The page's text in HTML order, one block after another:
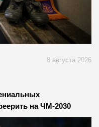
8 августа 2026
на ЧМ-2030